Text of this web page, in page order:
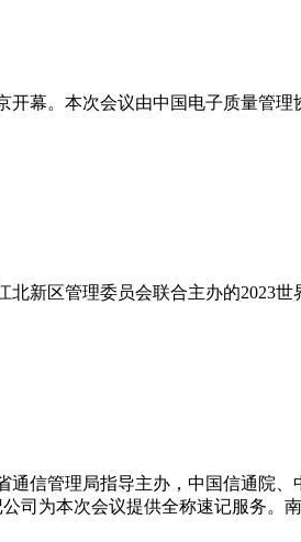
开幕。本次会议由中国电子质量管
北新区管理委员会联合主办的2023
通信管理局指导主办，中国信通院
司为本次会议提供全称速记服务。